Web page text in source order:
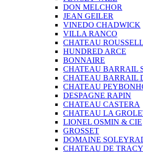
DON MELCHOR
JEAN GEILER
VINEDO CHADWICK
VILLA RANCO
CHATEAU
HUNDRED ARCE
BONNAIRE
CHATEAU BARRAIL
CHATEAU BARRAIL
CHATEAU
DESPAGNE RAPIN
CHATEAU CASTERA
CHATEAU LA
LIONEL OSMIN & CIE
GROSSET
DOMAINE
CHATEAU DE TRACY